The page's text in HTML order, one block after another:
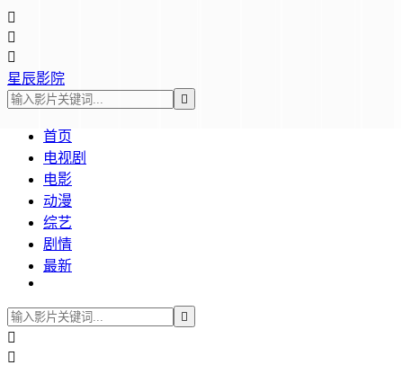



星辰影院

首页
电视剧
电影
动漫
综艺
剧情
最新


